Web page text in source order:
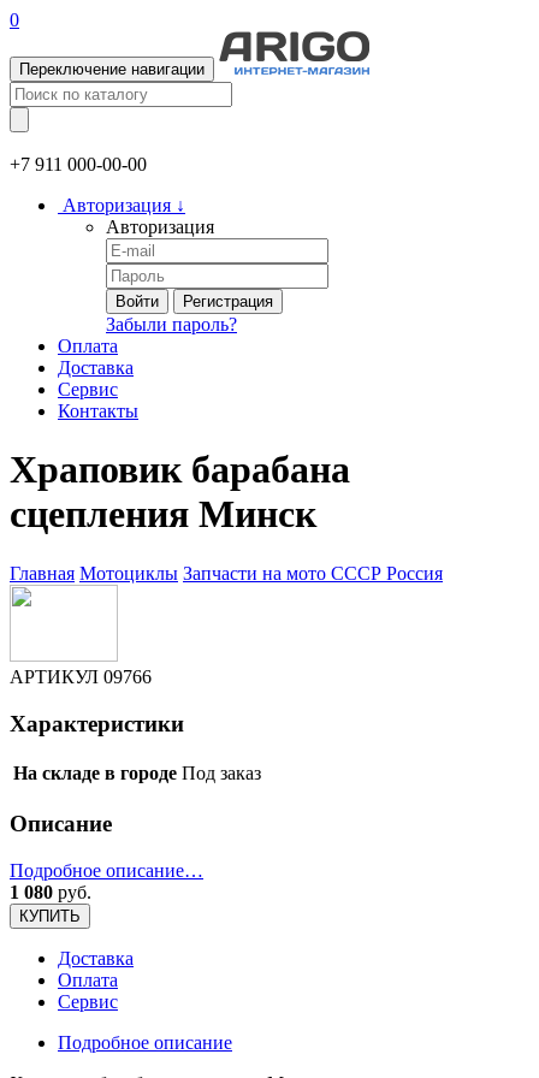
0
Переключение навигации
+7 911 000-00-00
Авторизация ↓
Авторизация
Войти Регистрация
Забыли пароль?
Оплата
Доставка
Сервис
Контакты
Храповик барабана
сцепления Минск
Главная Мотоциклы Запчасти на мото СССР Россия
АРТИКУЛ 09766
Характеристики
На складе в городе Под заказ
Описание
Подробное описание…
1 080 руб.
КУПИТЬ
Доставка
Оплата
Сервис
Подробное описание